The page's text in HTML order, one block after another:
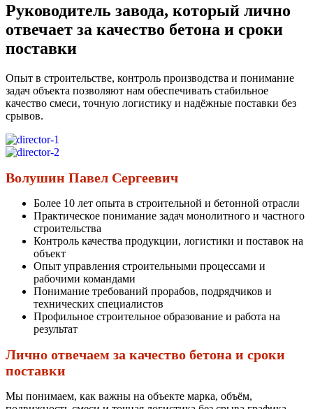
Руководитель завода, который лично
отвечает за качество бетона и сроки
поставки
Опыт в строительстве, контроль производства и понимание
задач объекта позволяют нам обеспечивать стабильное
качество смеси, точную логистику и надёжные поставки без
срывов.
Волушин Павел Сергеевич
Более 10 лет опыта в строительной и бетонной отрасли
Практическое понимание задач монолитного и частного
строительства
Контроль качества продукции, логистики и поставок на
объект
Опыт управления строительными процессами и
рабочими командами
Понимание требований прорабов, подрядчиков и
технических специалистов
Профильное строительное образование и работа на
результат
Лично отвечаем за качество бетона и сроки
поставки
Мы понимаем, как важны на объекте марка, объём,